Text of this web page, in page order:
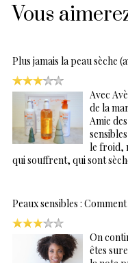
Vous
Plus jamais la peau sèche
Avec
de la
Amie
le froid,
qui souffrent, qui sont
Peaux sensibles :
On
êtes